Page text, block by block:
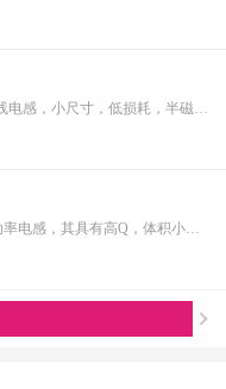
SDHC是半磁屏蔽功率精密绕线电感，小尺寸，低损耗，半磁屏蔽等特点，适用于小型化终端产品。
SZFC系列是铁氧体精密绕线功率电感，其具有高Q，体积小，电流大等特性。适用于小型化产品。